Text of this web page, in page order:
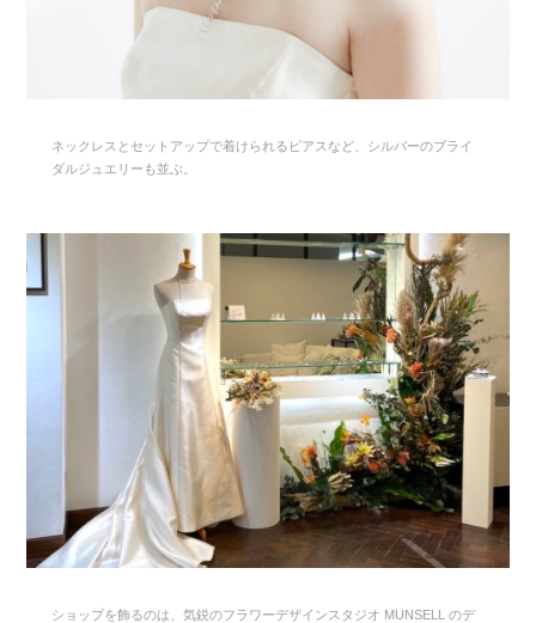
ネックレスとセットアップで着けられるピアスなど、シルバーのブライ
ダルジュエリーも並ぶ。
ショップを飾るのは、気鋭のフラワーデザインスタジオ MUNSELL のデ